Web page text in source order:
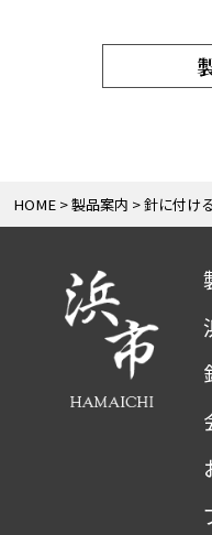
HOME 製品案内 針に付け